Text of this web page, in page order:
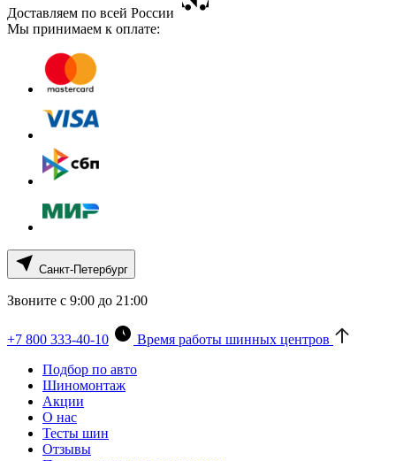
Доставляем по всей России
Мы принимаем к оплате:
Санкт-Петербург
Звоните с 9:00 до 21:00
+7 800 333-40-10
Время работы шинных центров
Подбор по авто
Шиномонтаж
Акции
О нас
Тесты шин
Отзывы